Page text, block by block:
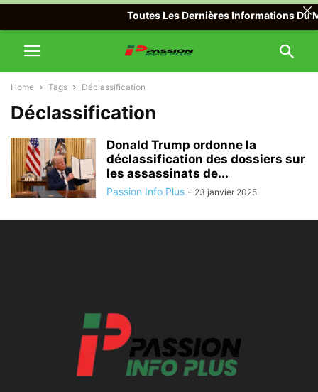
Home Tags Déclassification
Déclassification
Donald Trump ordonne la
déclassification des dossiers sur
les assassinats de...
Passion Info Plus - 23 janvier 2025
Toutes Les Dernières Informations Du